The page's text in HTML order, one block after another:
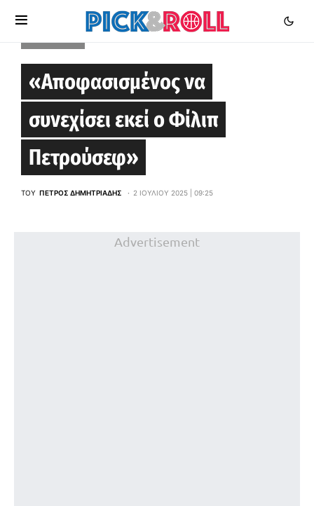
«Αποφασισμένος να
συνεχίσει εκεί ο Φίλιπ
Πετρούσεφ»
ΤΟΥ ΠΈΤΡΟΣ ΔΗΜΗΤΡΙΆΔΗΣ 2 ΙΟΥΛΊΟΥ 2025 | 09:25
Advertisement